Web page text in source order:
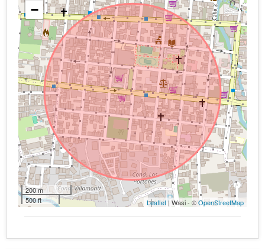
−
200 m
500 ft
Leaflet| Wasi - ©OpenStreetMap